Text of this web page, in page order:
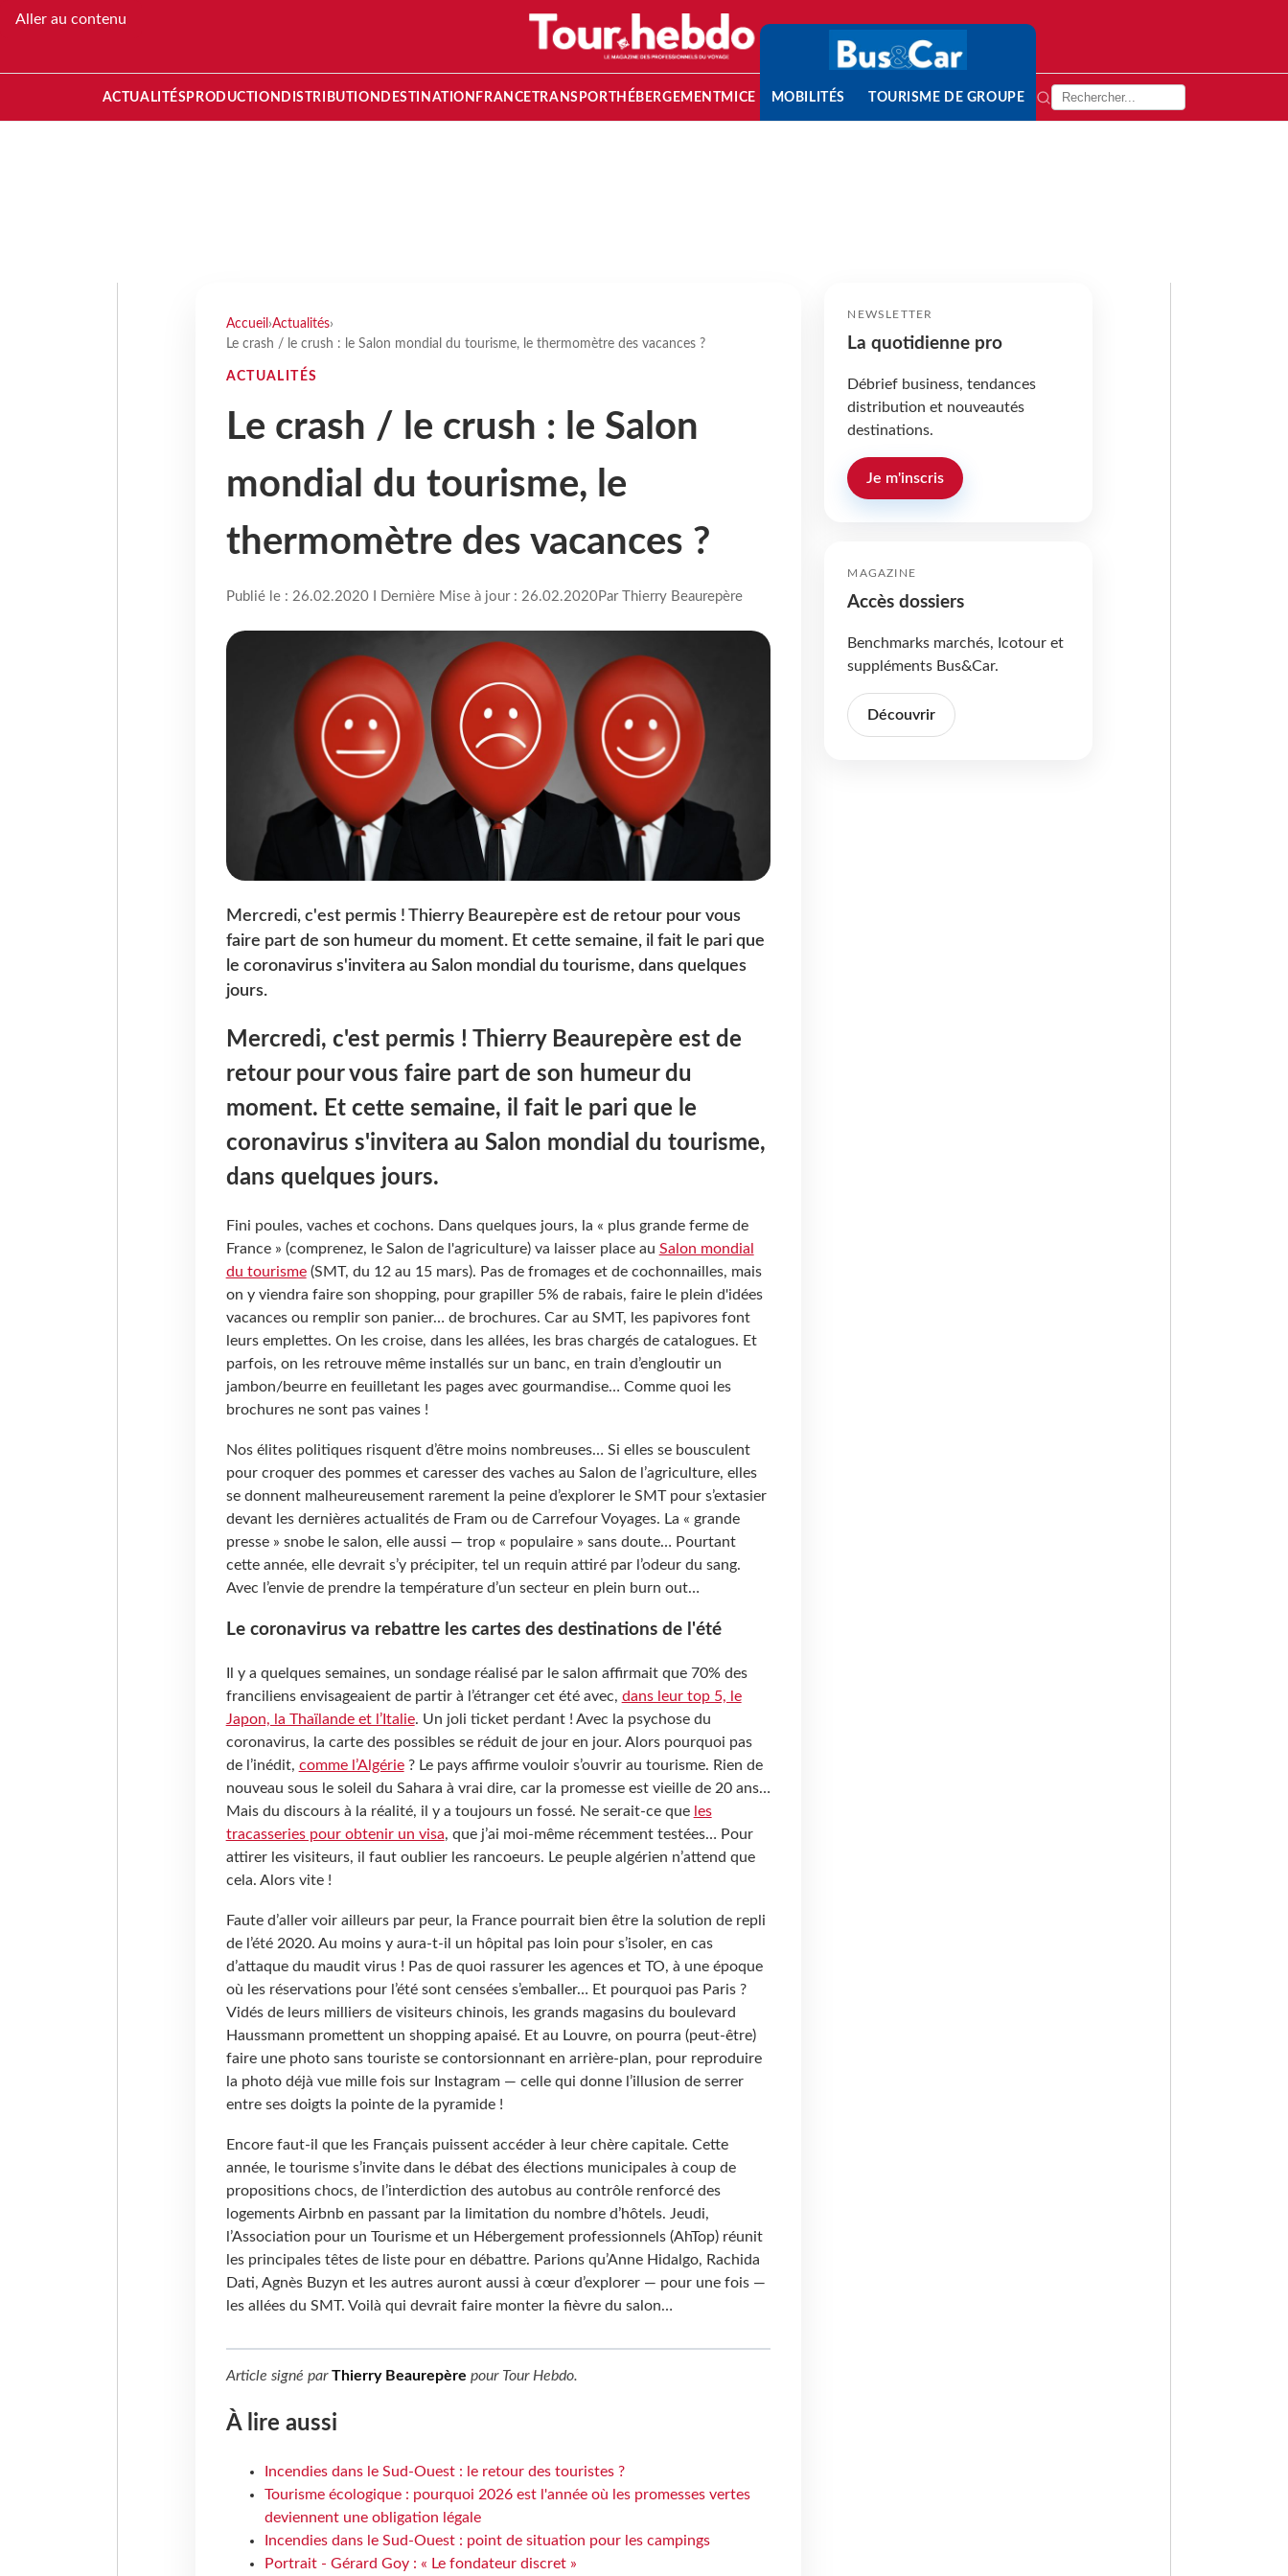
Aller au contenu
ACTUALITÉS PRODUCTION DISTRIBUTION DESTINATION FRANCETRANSPORT HÉBERGEMENTMICE MOBILITÉS TOURISME DE GROUPE
Accueil ›Actualités›
Le crash / le crush : le Salon mondial du tourisme, le thermomètre des vacances ?
ACTUALITÉS
Le crash / le crush : le Salon
mondial du tourisme, le
thermomètre des vacances ?
Publié le : 26.02.2020 I Dernière Mise à jour : 26.02.2020Par Thierry Beaurepère
Mercredi, c'est permis ! Thierry Beaurepère est de retour pour vous
faire part de son humeur du moment. Et cette semaine, il fait le pari que
le coronavirus s'invitera au Salon mondial du tourisme, dans quelques
jours.
Mercredi, c'est permis ! Thierry Beaurepère est de
retour pour vous faire part de son humeur du
moment. Et cette semaine, il fait le pari que le
coronavirus s'invitera au Salon mondial du tourisme,
dans quelques jours.
Fini poules, vaches et cochons. Dans quelques jours, la « plus grande ferme de
France » (comprenez, le Salon de l'agriculture) va laisser place au Salon mondial
du tourisme(SMT, du 12 au 15 mars). Pas de fromages et de cochonnailles, mais
on y viendra faire son shopping, pour grapiller 5% de rabais, faire le plein d'idées
vacances ou remplir son panier… de brochures. Car au SMT, les papivores font
leurs emplettes. On les croise, dans les allées, les bras chargés de catalogues. Et
parfois, on les retrouve même installés sur un banc, en train d’engloutir un
jambon/beurre en feuilletant les pages avec gourmandise… Comme quoi les
brochures ne sont pas vaines !
Nos élites politiques risquent d’être moins nombreuses… Si elles se bousculent
pour croquer des pommes et caresser des vaches au Salon de l’agriculture, elles
se donnent malheureusement rarement la peine d’explorer le SMT pour s’extasier
devant les dernières actualités de Fram ou de Carrefour Voyages. La « grande
presse » snobe le salon, elle aussi — trop « populaire » sans doute… Pourtant
cette année, elle devrait s’y précipiter, tel un requin attiré par l’odeur du sang.
Avec l’envie de prendre la température d’un secteur en plein burn out…
Le coronavirus va rebattre les cartes des destinations de l'été
Il y a quelques semaines, un sondage réalisé par le salon affirmait que 70% des
franciliens envisageaient de partir à l’étranger cet été avec, dans leur top 5, le
Japon, la Thaïlande et l’Italie. Un joli ticket perdant ! Avec la psychose du
coronavirus, la carte des possibles se réduit de jour en jour. Alors pourquoi pas
de l’inédit, comme l’Algérie? Le pays affirme vouloir s’ouvrir au tourisme. Rien de
nouveau sous le soleil du Sahara à vrai dire, car la promesse est vieille de 20 ans…
Mais du discours à la réalité, il y a toujours un fossé. Ne serait-ce que les
tracasseries pour obtenir un visa, que j’ai moi-même récemment testées… Pour
attirer les visiteurs, il faut oublier les rancoeurs. Le peuple algérien n’attend que
cela. Alors vite !
Faute d’aller voir ailleurs par peur, la France pourrait bien être la solution de repli
de l’été 2020. Au moins y aura-t-il un hôpital pas loin pour s’isoler, en cas
d’attaque du maudit virus ! Pas de quoi rassurer les agences et TO, à une époque
où les réservations pour l’été sont censées s’emballer… Et pourquoi pas Paris ?
Vidés de leurs milliers de visiteurs chinois, les grands magasins du boulevard
Haussmann promettent un shopping apaisé. Et au Louvre, on pourra (peut-être)
faire une photo sans touriste se contorsionnant en arrière-plan, pour reproduire
la photo déjà vue mille fois sur Instagram — celle qui donne l’illusion de serrer
entre ses doigts la pointe de la pyramide !
Encore faut-il que les Français puissent accéder à leur chère capitale. Cette
année, le tourisme s’invite dans le débat des élections municipales à coup de
propositions chocs, de l’interdiction des autobus au contrôle renforcé des
logements Airbnb en passant par la limitation du nombre d’hôtels. Jeudi,
l’Association pour un Tourisme et un Hébergement professionnels (AhTop) réunit
les principales têtes de liste pour en débattre. Parions qu’Anne Hidalgo, Rachida
Dati, Agnès Buzyn et les autres auront aussi à cœur d’explorer — pour une fois —
les allées du SMT. Voilà qui devrait faire monter la fièvre du salon…
Article signé parThierry Beaurepère pour Tour Hebdo.
À lire aussi
Incendies dans le Sud-Ouest : le retour des touristes ?
Tourisme écologique : pourquoi 2026 est l'année où les promesses vertes
deviennent une obligation légale
Incendies dans le Sud-Ouest : point de situation pour les campings
Portrait - Gérard Goy : « Le fondateur discret »
NEWSLETTER
La quotidienne pro
Débrief business, tendances
distribution et nouveautés
destinations.
Je m'inscris
MAGAZINE
Accès dossiers
Benchmarks marchés, Icotour et
suppléments Bus&Car.
Découvrir